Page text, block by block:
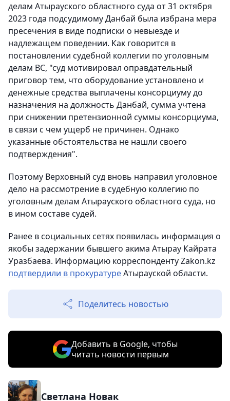
делам Атырауского областного суда от 31 октября
2023 года подсудимому Данбай была избрана мера
пресечения в виде подписки о невыезде и
надлежащем поведении. Как говорится в
постановлении судебной коллегии по уголовным
делам ВС, "суд мотивировал оправдательный
приговор тем, что оборудование установлено и
денежные средства выплачены консорциуму до
назначения на должность Данбай, сумма учтена
при снижении претензионной суммы консорциума,
в связи с чем ущерб не причинен. Однако
указанные обстоятельства не нашли своего
подтверждения".
Поэтому Верховный суд вновь направил уголовное
дело на рассмотрение в судебную коллегию по
уголовным делам Атырауского областного суда, но
в ином составе судей.
Ранее в социальных сетях появилась информация о
якобы задержании бывшего акима Атырау Кайрата
Уразбаева. Информацию корреспонденту Zakon.kz
подтвердили в прокуратуреАтырауской области.
Поделитесь новостью
Добавить в Google, чтобы
читать новости первым
Светлана Новак